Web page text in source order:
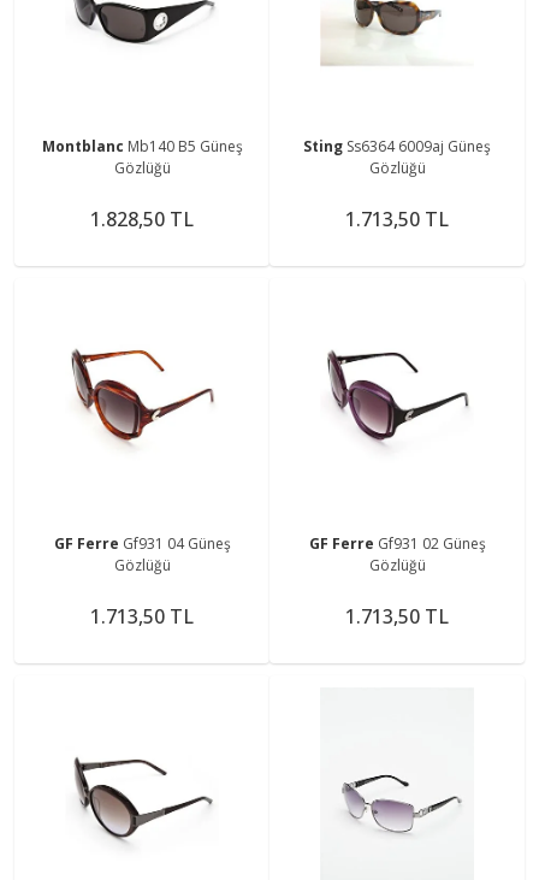
Montblanc Mb140 B5 Güneş
Gözlüğü
1.828,50 TL
Sting Ss6364 6009aj Güneş
Gözlüğü
1.713,50 TL
GF Ferre Gf931 04 Güneş
Gözlüğü
1.713,50 TL
GF Ferre Gf931 02 Güneş
Gözlüğü
1.713,50 TL